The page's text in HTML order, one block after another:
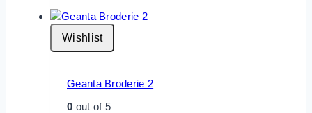
Wishlist
Geanta Broderie 2
0 out of 5